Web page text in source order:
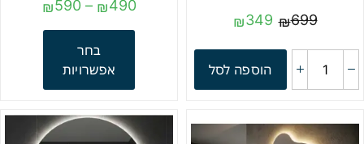
₪699
₪349
הוספה לסל
₪490
–
₪590
בחר
אפשרויות